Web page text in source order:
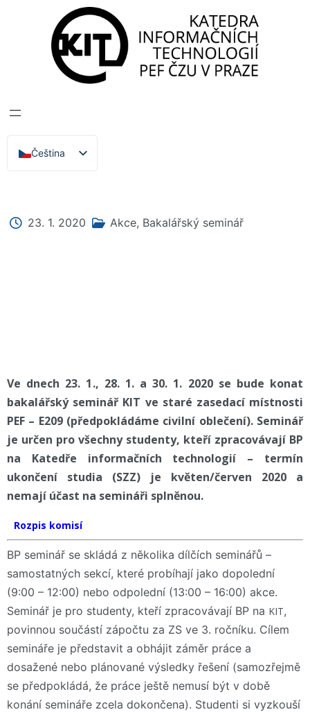
Čeština
English
informačních technologií
Zprávy, Akce,
BAKALÁŘSKÝ
23. 1. 2020 Akce, Bakalářský seminář
Ve dnech 23. 1., 28. 1. a 30. 1. 2020 se bude konat
bakalářský seminář KIT ve staré zasedací místnosti
PEF – E209 (předpokládáme civilní oblečení). Seminář
je určen pro všechny studenty, kteří zpracovávají BP
na Katedře informačních technologií – termín
ukončení studia (SZZ) je květen/červen 2020 a
nemají účast na semináři splněnou.
Rozpis komisí
BP seminář se skládá z několika dílčích seminářů –
samostatných sekcí, které probíhají jako dopolední
(9:00 – 12:00) nebo odpolední (13:00 – 16:00) akce.
Seminář je pro studenty, kteří zpracovávají BP na KIT,
povinnou součástí zápočtu za ZS ve 3. ročníku. Cílem
semináře je představit a obhájit záměr práce a
dosažené nebo plánované výsledky řešení (samozřejmě
se předpokládá, že práce ještě nemusí být v době
konání semináře zcela dokončena). Studenti si vyzkouší